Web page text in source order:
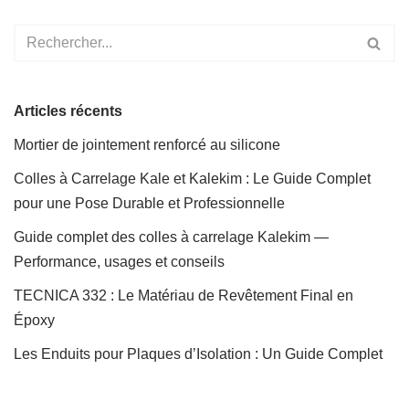
Articles récents
Mortier de jointement renforcé au silicone
Colles à Carrelage Kale et Kalekim : Le Guide Complet
pour une Pose Durable et Professionnelle
Guide complet des colles à carrelage Kalekim —
Performance, usages et conseils
TECNICA 332 : Le Matériau de Revêtement Final en
Époxy
Les Enduits pour Plaques d’Isolation : Un Guide Complet